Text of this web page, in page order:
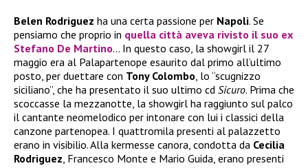
Belen Rodriguez ha una certa passione per Napoli. Se
pensiamo che proprio in quella città aveva rivisto il suo ex
Stefano De Martino… In questo caso, la showgirl il 27
maggio era al Palapartenope esaurito dal primo all’ultimo
posto, per duettare con Tony Colombo , lo “scugnizzo
siciliano”, che ha presentato il suo ultimo cd Sicuro. Prima che
scoccasse la mezzanotte, la showgirl ha raggiunto sul palco
il cantante neomelodico per intonare con lui i classici della
canzone partenopea. I quattromila presenti al palazzetto
erano in visibilio. Alla kermesse canora, condotta da Cecilia
Rodriguez , Francesco Monte e Mario Guida, erano presenti